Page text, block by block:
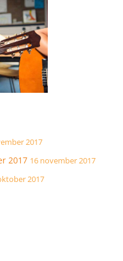
2017
2017 16 november 2017
2017